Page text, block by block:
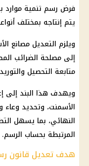
يتم إنتاجه بمختلف
ويلزم التعديل مصانع
إلى مصلحة الضرائب
متابعة التحصيل
ويهدف هذا البند إلى
الأسمنت، وتحديد وعاء
النهائي، بما يسهل
المرتبطة بحساب الرسم.
هدف تعديل قانون